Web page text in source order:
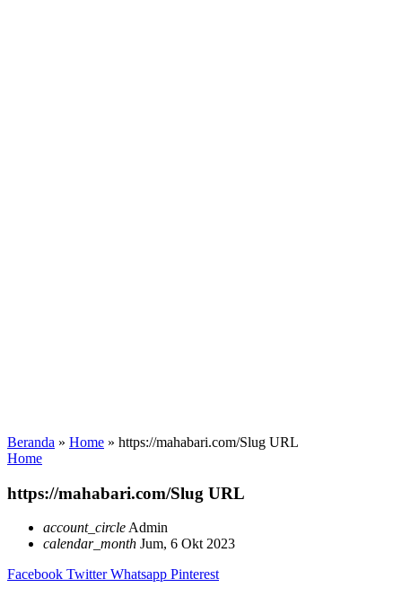
Beranda » Home » https://mahabari.com/Slug URL
Home
https://mahabari.com/Slug URL
account_circleAdmin
calendar_month Jum, 6 Okt 2023
Facebook Twitter Whatsapp Pinterest